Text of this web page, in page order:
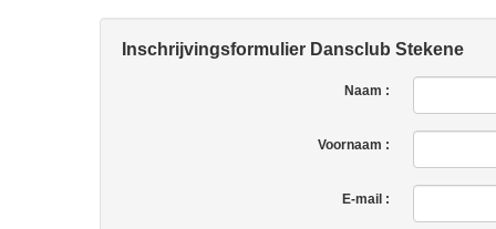
Inschrijvingsformulier Dansclub Stekene
Naam :
Voornaam :
E-mail :